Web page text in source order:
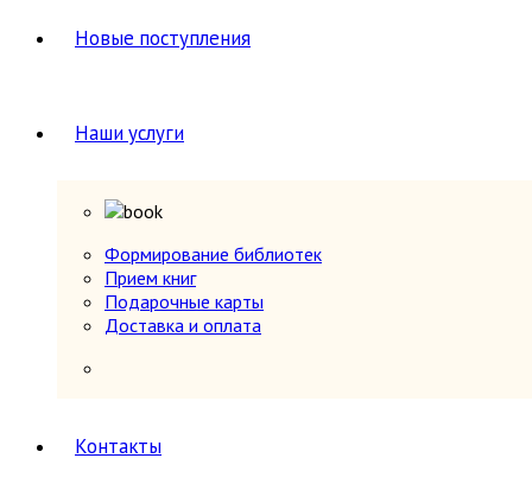
Теория и история искусства, эстетика
периодов
Средние века (476-1640 гг.)
История России
Новые поступления
Наши услуги
Формирование библиотек
Прием книг
Подарочные карты
Доставка и оплата
Контакты